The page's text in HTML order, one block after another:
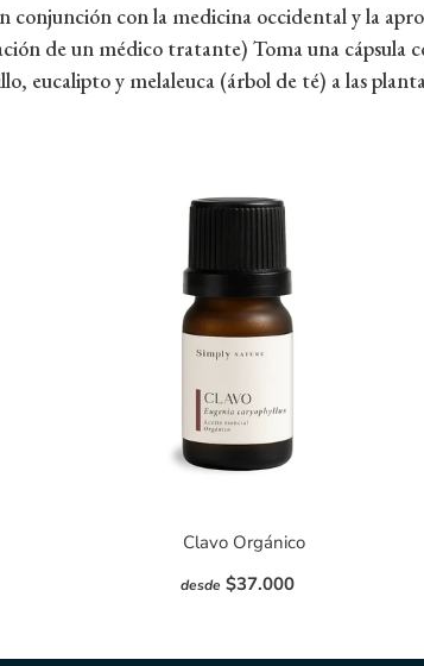
conjunción con la medicina occidental y la
de un médico tratante) Toma una cápsula
eucalipto y melaleuca (árbol de té) a las
Clavo Orgánico
desde $37.000